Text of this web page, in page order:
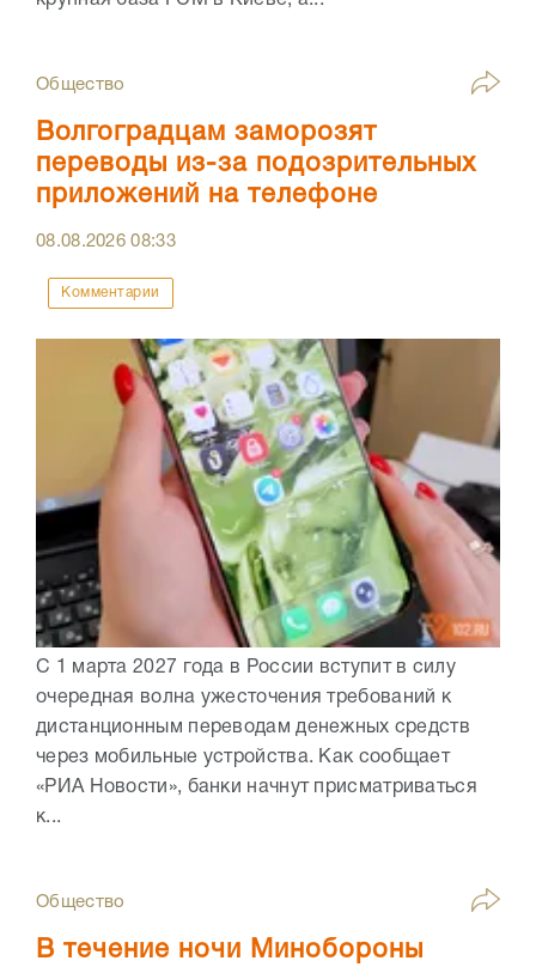
Общество
Волгоградцам заморозят
переводы из-за подозрительных
приложений на телефоне
08.08.202608:33
Комментарии
С 1 марта 2027 года в России вступит в силу
очередная волна ужесточения требований к
дистанционным переводам денежных средств
через мобильные устройства. Как сообщает
«РИА Новости», банки начнут присматриваться
к...
Общество
В течение ночи Минобороны